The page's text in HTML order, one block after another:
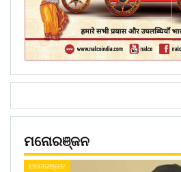
ମନୋରଞ୍ଜନ
ମନୋରଞ୍ଜନ